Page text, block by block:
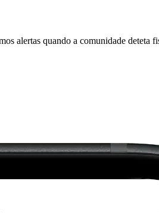
alertas quando a comunidade deteta